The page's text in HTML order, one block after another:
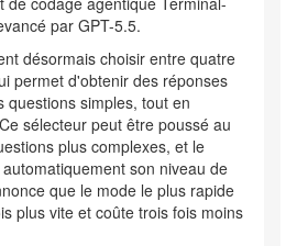
par GPT-5.5.
désormais choisir entre quatre
permet d'obtenir des réponses
questions simples, tout en
sélecteur peut être poussé au
plus complexes, et le
son niveau de
que le mode le plus rapide
plus vite et coûte trois fois moins